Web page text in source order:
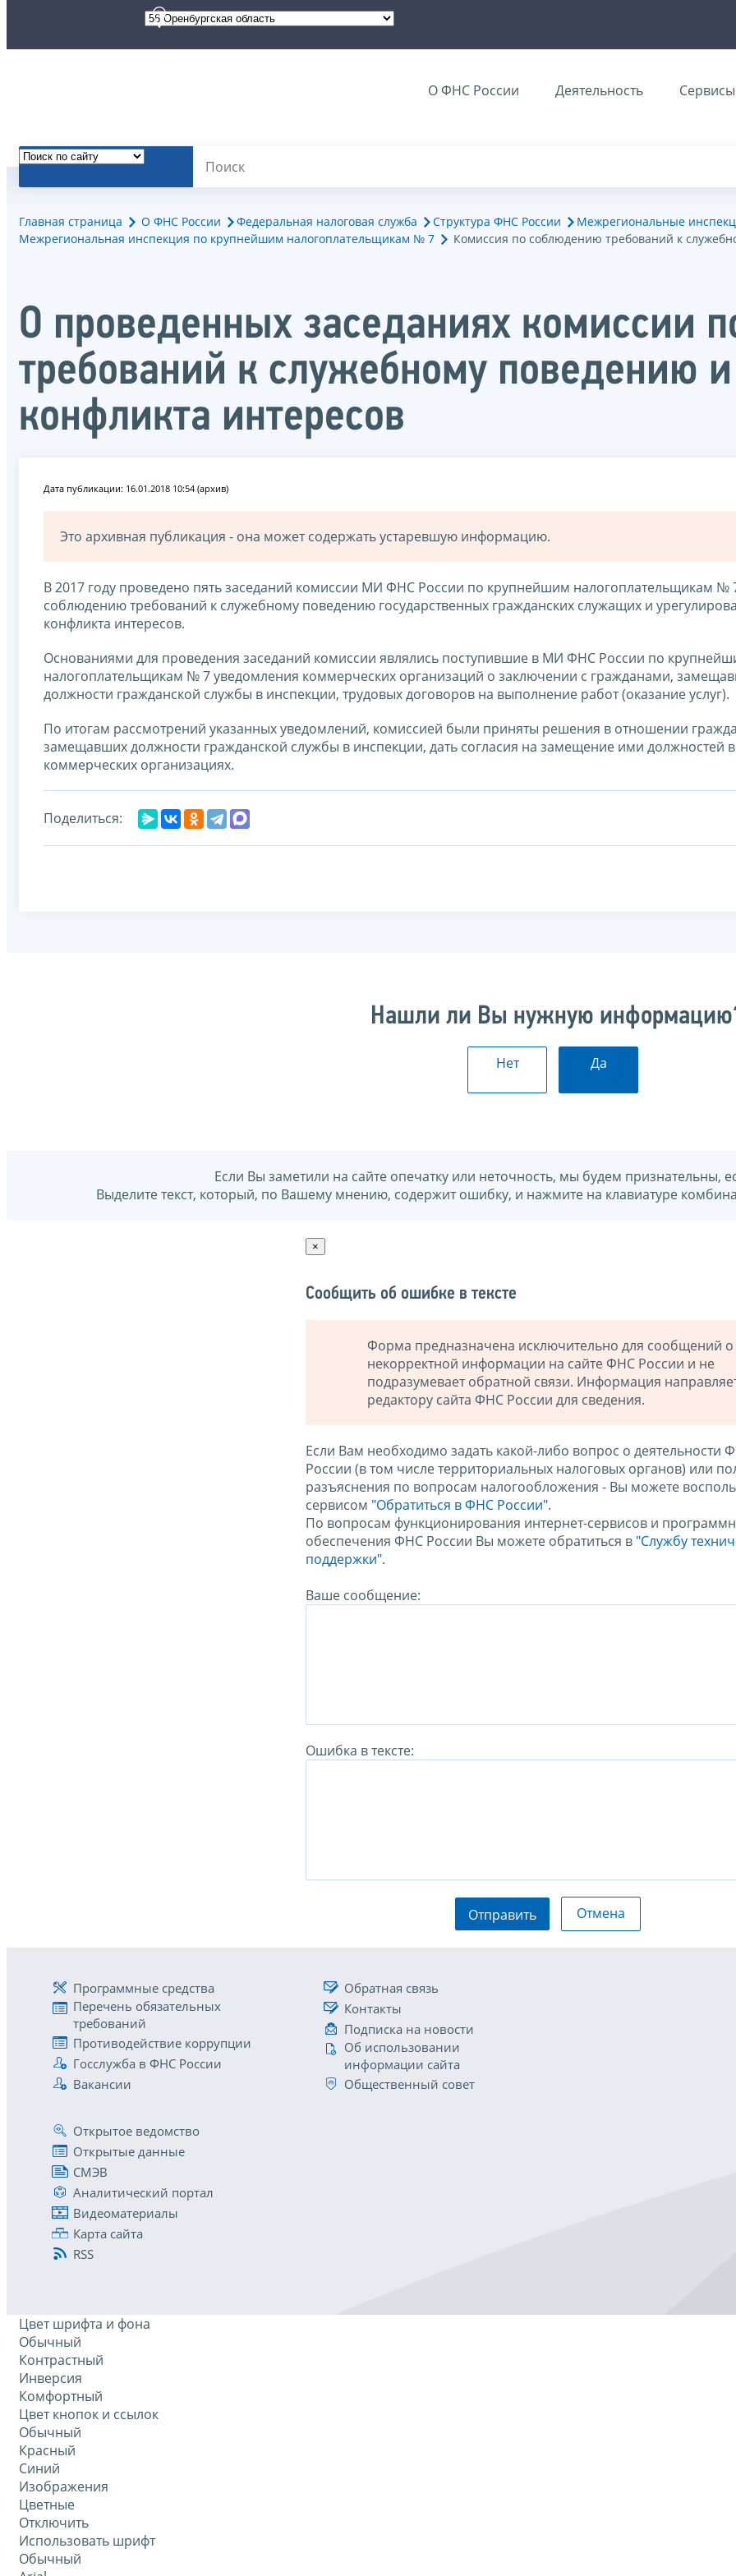
О ФНС России Деятельность Сервисы
Главная страница О ФНС России Федеральная налоговая служба Структура ФНС России
Межрегиональные
Межрегиональная инспекция по крупнейшим налогоплательщикам № 7
Комиссия по соблюдению требований к
О проведенных заседаниях комиссии
требований к служебному поведению
конфликта интересов
Дата публикации: 16.01.2018 10:54 (архив)
Это архивная публикация - она может содержать устаревшую информацию.
В 2017 году проведено пять заседаний комиссии МИ ФНС России по крупнейшим налогоплательщикам №
соблюдению требований к служебному поведению государственных гражданских служащих и
конфликта интересов.
Основаниями для проведения заседаний комиссии являлись поступившие в МИ ФНС России по
налогоплательщикам № 7 уведомления коммерческих организаций о заключении с гражданами,
должности гражданской службы в инспекции, трудовых договоров на выполнение работ (оказание услуг).
По итогам рассмотрений указанных уведомлений, комиссией были приняты решения в отношении
замещавших должности гражданской службы в инспекции, дать согласия на замещение ими должностей в
коммерческих организациях.
Поделиться:
Нашли ли Вы нужную
Нет Да
Если Вы заметили на сайте опечатку или неточность, мы будем признательны,
Выделите текст, который, по Вашему мнению, содержит ошибку, и нажмите на клавиатуре
×
Сообщить об ошибке в тексте
Форма предназначена исключительно для сообщений о
некорректной информации на сайте ФНС России и не
подразумевает обратной связи. Информация
редактору сайта ФНС России для сведения.
Если Вам необходимо задать какой-либо вопрос о деятельности
России (в том числе территориальных налоговых органов) или
разъяснения по вопросам налогообложения - Вы можете
сервисом "Обратиться в ФНС России".
По вопросам функционирования интернет-сервисов и
обеспечения ФНС России Вы можете обратиться в "Службу
поддержки".
Ваше сообщение:
Ошибка в тексте:
Отправить Отмена
Программные средства
Перечень обязательных
требований
Противодействие коррупции
Госслужба в ФНС России
Вакансии
Обратная связь
Контакты
Подписка на новости
Об использовании
информации сайта
Общественный совет
Открытое ведомство
Открытые данные
СМЭВ
Аналитический портал
Видеоматериалы
Карта сайта
RSS
Цвет шрифта и фона
Обычный
Контрастный
Инверсия
Комфортный
Цвет кнопок и ссылок
Обычный
Красный
Синий
Изображения
Цветные
Отключить
Использовать шрифт
Обычный